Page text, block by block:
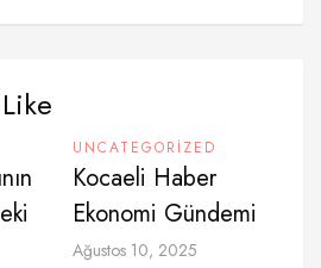
UNCATEGORIZED
Kocaeli Haber
Ekonomi Gündemi
Ağustos 10, 2025